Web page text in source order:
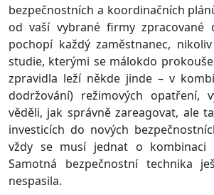
bezpečnostních a koordinačních
od vaší vybrané firmy zpracované
pochopí každý zaměstnanec,
studie, kterými se málokdo
zpravidla leží někde jinde – v
dodržování) režimových opatření,
věděli, jak správně zareagovat, ale
investicích do nových
vždy se musí jednat o
Samotná bezpečnostní technika
nespasila.